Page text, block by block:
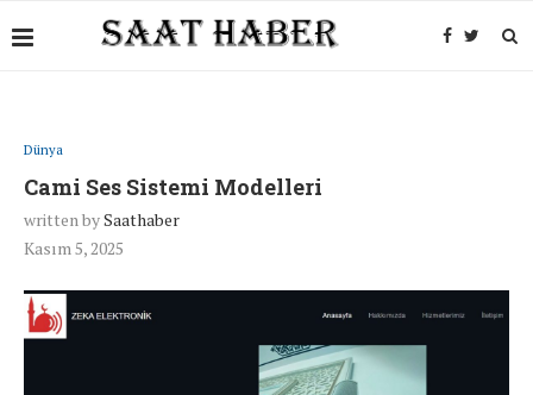
Dünya
Cami Ses Sistemi Modelleri
written bySaathaber
Kasım 5, 2025